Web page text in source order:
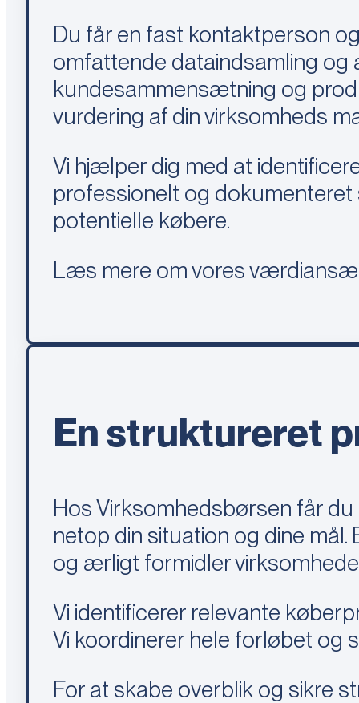
Du får en fast kontaktperson
omfattende dataindsamling og
kundesammensætning og
vurdering af din virksomheds
Vi hjælper dig med at
professionelt og
potentielle købere.
Læs mere om vores
En struktureret
Hos Virksomhedsbørsen får
netop din situation og dine
og ærligt formidler
Vi identificerer relevante
Vi koordinerer hele forløbet og
For at skabe overblik og sikre